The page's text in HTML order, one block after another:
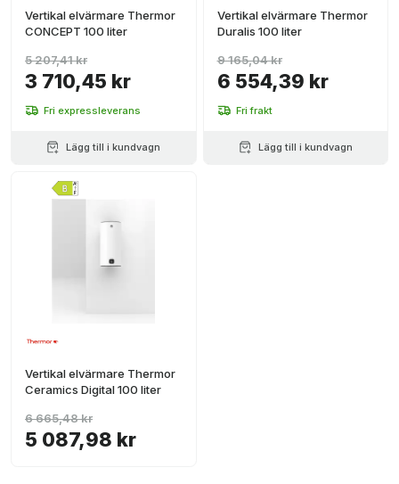
Vertikal elvärmare Thermor
CONCEPT 100 liter
3 710,45 kr
5 207,41 kr
Fri expressleverans
Lägg till i kundvagn
Vertikal elvärmare Thermor
Duralis 100 liter
6 554,39 kr
9 165,04 kr
Fri frakt
Lägg till i kundvagn
Vertikal elvärmare Thermor
Ceramics Digital 100 liter
5 087,98 kr
6 665,48 kr